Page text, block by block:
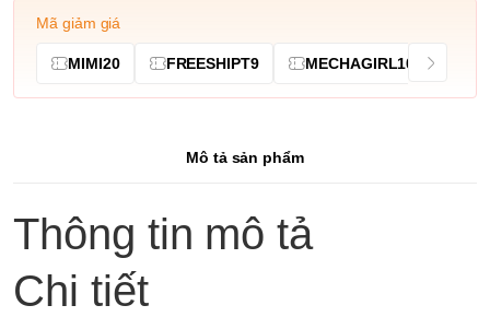
Mã giảm giá
MIMI20 FREESHIPT9 MECHAGIRL10
Mô tả sản phẩm
Thông tin mô tả
Chi tiết